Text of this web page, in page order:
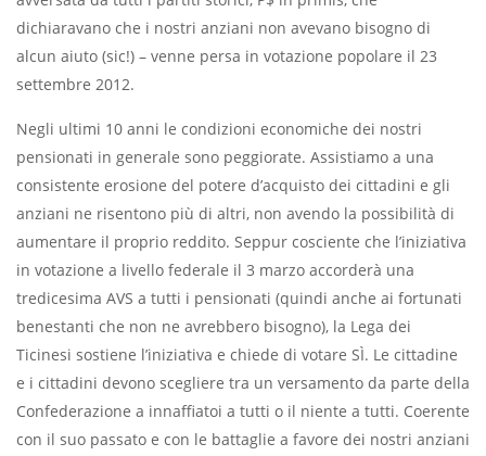
dichiaravano che i nostri anziani non avevano bisogno di
alcun aiuto (sic!) – venne persa in votazione popolare il 23
settembre 2012.
Negli ultimi 10 anni le condizioni economiche dei nostri
pensionati in generale sono peggiorate. Assistiamo a una
consistente erosione del potere d’acquisto dei cittadini e gli
anziani ne risentono più di altri, non avendo la possibilità di
aumentare il proprio reddito. Seppur cosciente che l’iniziativa
in votazione a livello federale il 3 marzo accorderà una
tredicesima AVS a tutti i pensionati (quindi anche ai fortunati
benestanti che non ne avrebbero bisogno), la Lega dei
Ticinesi sostiene l’iniziativa e chiede di votare SÌ. Le cittadine
e i cittadini devono scegliere tra un versamento da parte della
Confederazione a innaffiatoi a tutti o il niente a tutti. Coerente
con il suo passato e con le battaglie a favore dei nostri anziani